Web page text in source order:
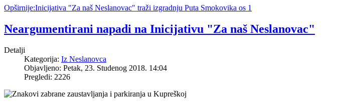
Opširnije:Inicijativa "Za naš Neslanovac" traži izgradnju Puta Smokovika os 1
Neargumentirani napadi na Inicijativu "Za naš Neslanovac"
Detalji
Kategorija: Iz Neslanovca
Objavljeno: Petak, 23. Studenog 2018. 14:04
Pregledi: 2226